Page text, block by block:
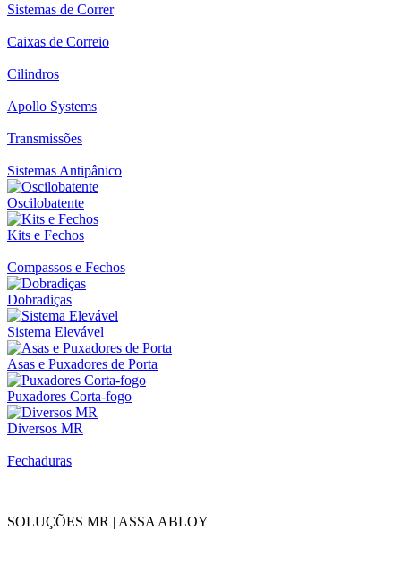
Sistemas de Correr
Caixas de Correio
Cilindros
Apollo Systems
Transmissões
Sistemas Antipânico
Oscilobatente
Kits e Fechos
Compassos e Fechos
Dobradiças
Sistema Elevável
Asas e Puxadores de Porta
Puxadores Corta-fogo
Diversos MR
Fechaduras
SOLUÇÕES MR | ASSA ABLOY